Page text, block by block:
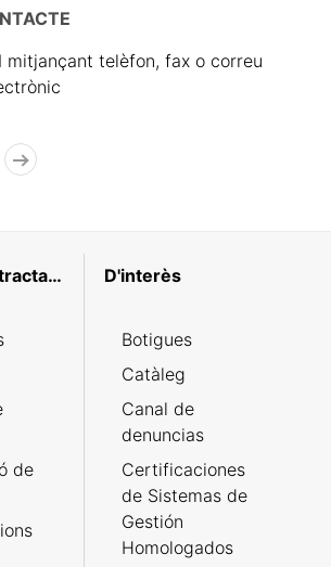
mitjançant telèfon, fax o correu
Perfil d'el contractant
de
D'interès
Botigues
Catàleg
Canal de
denuncias
Certificaciones
de Sistemas de
Gestión
Homologados